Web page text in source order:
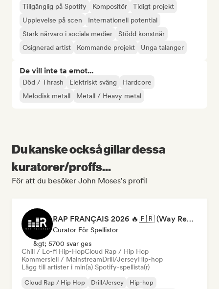
Tillgänglig på Spotify Kompositör
Tidigt projekt
Upplevelse på scen
Internationell potential
Stark närvaro i sociala medier
Stödd konstnär
Osignerad artist
Kommande projekt Unga talanger
De vill inte ta emot...
Död / Thrash Elektriskt sväng
Hardcore
Melodisk metall
Metall / Heavy metal
Du kanske också gillar dessa
kuratorer/proffs...
För att du besöker John Moses's profil
RAP FRANÇAIS 2026 🔥🇫🇷 (Way Records)
Curator För Spellistor
&gt; 5700 svar ges
Chill / Lo-fi Hip-HopCloud Rap / Hip Hop
Kommersiell / MainstreamDrill/JerseyHip-hop
Lägg till artister i min(a) Spotify-spellista(r)
Cloud Rap / Hip Hop Drill/Jersey Hip-hop